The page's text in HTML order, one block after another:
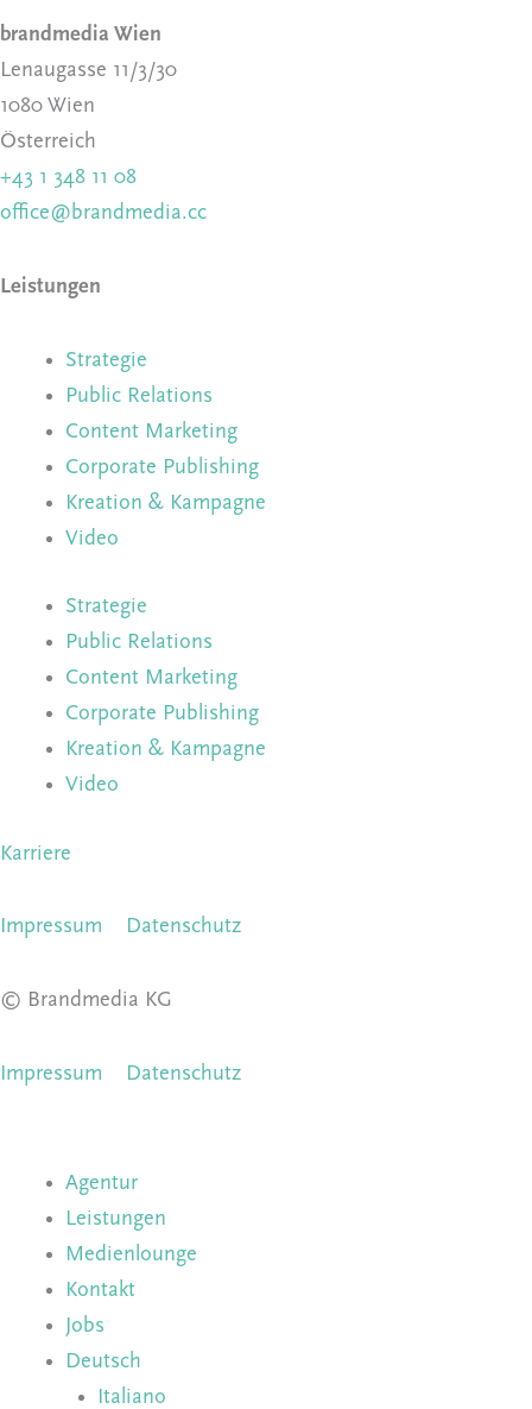
brandmedia Wien
Lenaugasse 11/3/30
1080 Wien
Österreich
+43 1 348 11 08
office@brandmedia.cc
Leistungen
Strategie
Public Relations
Content Marketing
Corporate Publishing
Kreation & Kampagne
Video
Strategie
Public Relations
Content Marketing
Corporate Publishing
Kreation & Kampagne
Video
Karriere
Impressum Datenschutz
© Brandmedia KG
Impressum Datenschutz
Agentur
Leistungen
Medienlounge
Kontakt
Jobs
Deutsch
Italiano